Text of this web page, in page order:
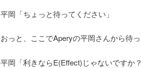
移
動
平岡「ちょっと待ってください」
おっと、ここでAperyの平岡さんから待
平岡「利きならE(Effect)じゃないですか？